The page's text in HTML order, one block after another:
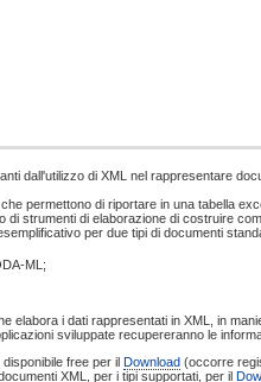
dall'utilizzo di XML nel rappresentare
permettono di riportare in una tabella
di strumenti di elaborazione di costruire
per due tipi di documenti
ML;
elabora i dati rappresentati in XML, in
sviluppate recupereranno le
disponibile free per il Download(occorre
XML, per i tipi supportati, per il